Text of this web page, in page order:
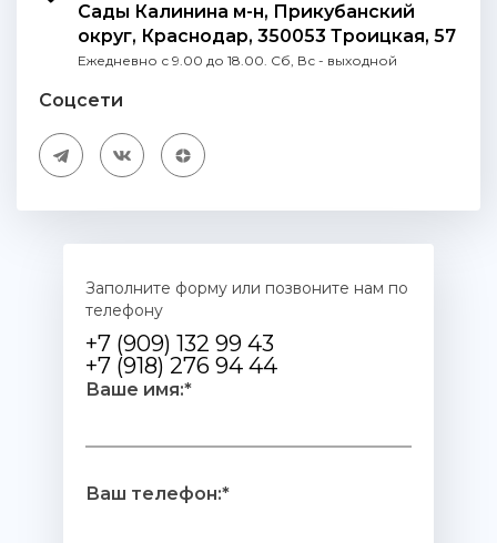
Сады Калинина м-н, Прикубанский
округ, Краснодар, 350053 Троицкая, 57
Ежедневно с 9.00 до 18.00. Сб, Вс - выходной
Соцсети
Заполните форму или позвоните нам по
телефону
+7 (909) 132 99 43
+7 (918) 276 94 44
Ваше имя:*
Ваш телефон:*